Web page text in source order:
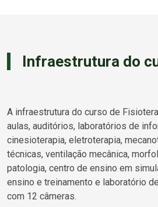
Infraestrutura do
A infraestrutura do curso de
aulas, auditórios, laboratórios de
cinesioterapia, eletroterapia,
técnicas, ventilação mecânica,
patologia, centro de ensino em
ensino e treinamento e laboratório
com 12 câmeras.